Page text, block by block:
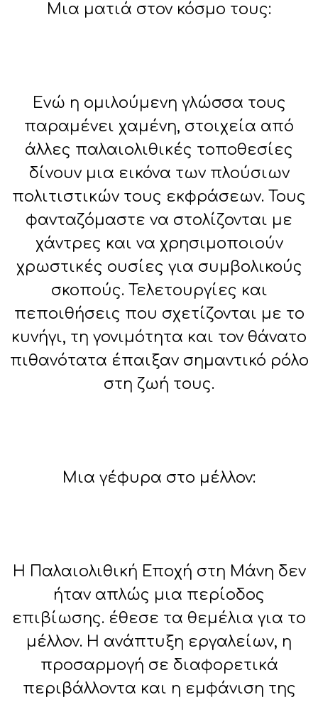
Μια ματιά στον κόσμο τους:
Ενώ η ομιλούμενη γλώσσα τους
παραμένει χαμένη, στοιχεία από
άλλες παλαιολιθικές τοποθεσίες
δίνουν μια εικόνα των πλούσιων
πολιτιστικών τους εκφράσεων. Τους
φανταζόμαστε να στολίζονται με
χάντρες και να χρησιμοποιούν
χρωστικές ουσίες για συμβολικούς
σκοπούς. Τελετουργίες και
πεποιθήσεις που σχετίζονται με το
κυνήγι, τη γονιμότητα και τον θάνατο
πιθανότατα έπαιξαν σημαντικό ρόλο
στη ζωή τους.
Μια γέφυρα στο μέλλον:
Η Παλαιολιθική Εποχή στη Μάνη δεν
ήταν απλώς μια περίοδος
επιβίωσης. έθεσε τα θεμέλια για το
μέλλον. Η ανάπτυξη εργαλείων, η
προσαρμογή σε διαφορετικά
περιβάλλοντα και η εμφάνιση της